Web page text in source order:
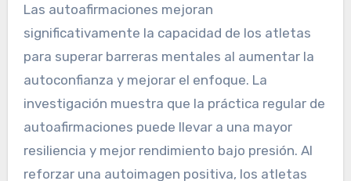
Las autoafirmaciones mejoran
significativamente la capacidad de los atletas
para superar barreras mentales al aumentar la
autoconfianza y mejorar el enfoque. La
investigación muestra que la práctica regular de
autoafirmaciones puede llevar a una mayor
resiliencia y mejor rendimiento bajo presión. Al
reforzar una autoimagen positiva, los atletas